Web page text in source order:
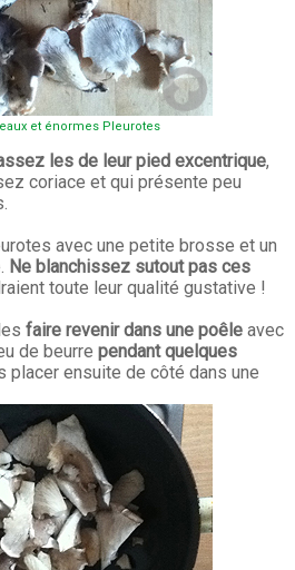
et énormes Pleurotes
les de leur pied excentrique,
coriace et qui présente peu
avec une petite brosse et un
Ne blanchissez sutout pas ces
toute leur qualité gustative !
faire revenir dans une poêleavec
de beurre pendant quelques
placer ensuite de côté dans une